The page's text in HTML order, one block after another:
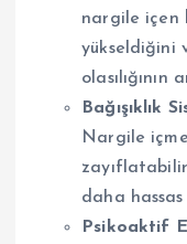
nargile içen
yükseldiğini
olasılığının
Bağışıklık
Nargile
daha
Psikoaktif